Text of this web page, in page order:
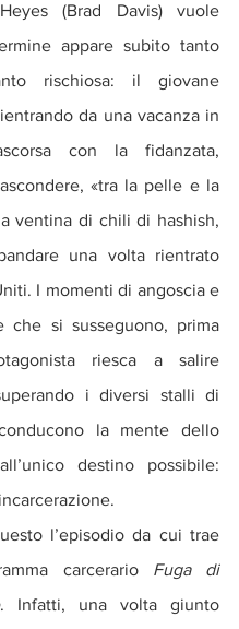
(Brad Davis) vuole
appare subito tanto
rischiosa: il giovane
da una vacanza in
con la fidanzata,
«tra la pelle e la
ventina di chili di hashish,
una volta rientrato
I momenti di angoscia e
che si susseguono, prima
riesca a salire
i diversi stalli di
la mente dello
destino possibile:
l’episodio da cui trae
carcerario Fuga di
. Infatti, una volta giunto